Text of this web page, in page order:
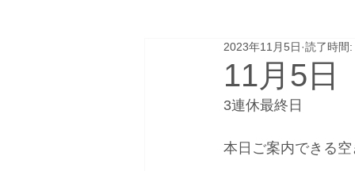
11月5日
2023年11月5日 読了時間
3連休最終日
本日ご案内できる